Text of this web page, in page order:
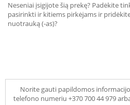
Neseniai įsigijote šią prekę? Padėkite
pasirinkti ir kitiems pirkėjams ir
nuotrauką (-as)?
Norite gauti papildomos
telefono numeriu +370 700 44 979